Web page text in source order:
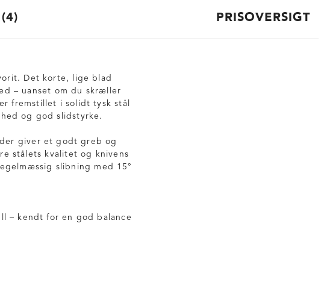
4 PRISOVERSIGT
Det korte, lige blad
– uanset om du skræller
fremstillet i solidt tysk stål
og god slidstyrke.
giver et godt greb og
stålets kvalitet og knivens
slibning med 15°
– kendt for en god balance